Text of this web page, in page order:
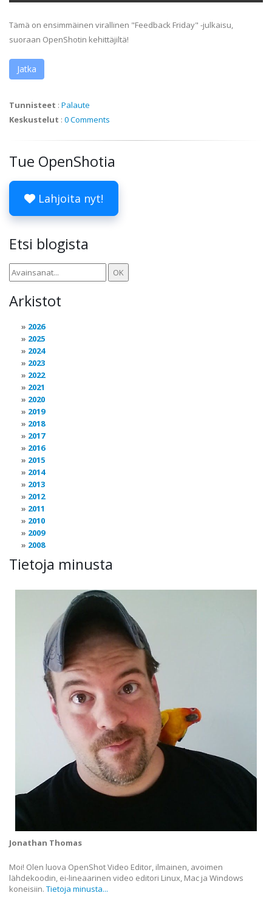
Tämä on ensimmäinen virallinen "Feedback Friday" -julkaisu,
suoraan OpenShotin kehittäjiltä!
Jatka
Tunnisteet : Palaute
Keskustelut : 0 Comments
Tue OpenShotia
Lahjoita nyt!
Etsi blogista
Arkistot
2026
2025
2024
2023
2022
2021
2020
2019
2018
2017
2016
2015
2014
2013
2012
2011
2010
2009
2008
Tietoja minusta
Jonathan Thomas
Moi! Olen luova OpenShot Video Editor, ilmainen, avoimen
lähdekoodin, ei-lineaarinen video editori Linux, Mac ja Windows
koneisiin. Tietoja minusta...